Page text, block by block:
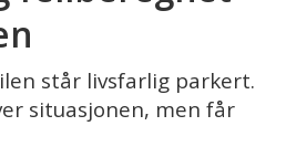
står livsfarlig parkert.
situasjonen, men får